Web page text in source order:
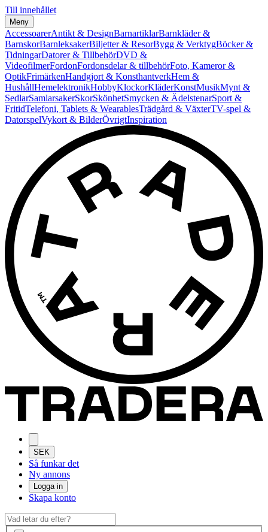
Till innehållet
Meny
AccessoarerAntikt & DesignBarnartiklarBarnkläder &
BarnskorBarnleksakerBiljetter & ResorBygg & VerktygBöcker &
TidningarDatorer & TillbehörDVD &
VideofilmerFordonFordonsdelar & tillbehörFoto, Kameror &
OptikFrimärkenHandgjort & KonsthantverkHem &
HushållHemelektronikHobbyKlockorKläderKonstMusikMynt &
SedlarSamlarsakerSkorSkönhetSmycken & ÄdelstenarSport &
FritidTelefoni, Tablets & WearablesTrädgård & VäxterTV-spel &
DatorspelVykort & BilderÖvrigtInspiration
SEK
Så funkar det
Ny annons
Logga in
Skapa konto